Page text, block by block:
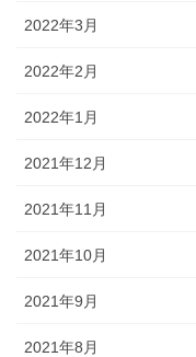
2022年3月
2022年2月
2022年1月
2021年12月
2021年11月
2021年10月
2021年9月
2021年8月